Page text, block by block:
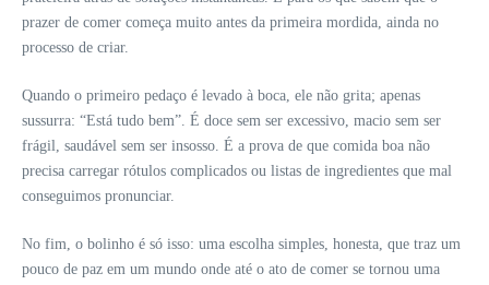
prazer de comer começa muito antes da primeira mordida, ainda no
processo de criar.
Quando o primeiro pedaço é levado à boca, ele não grita; apenas
sussurra: “Está tudo bem”. É doce sem ser excessivo, macio sem ser
frágil, saudável sem ser insosso. É a prova de que comida boa não
precisa carregar rótulos complicados ou listas de ingredientes que mal
conseguimos pronunciar.
No fim, o bolinho é só isso: uma escolha simples, honesta, que traz um
pouco de paz em um mundo onde até o ato de comer se tornou uma